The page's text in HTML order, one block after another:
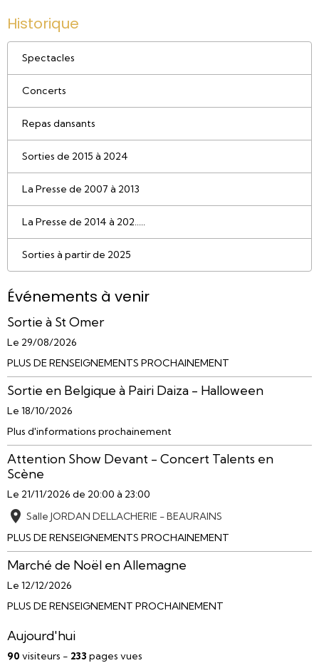
Historique
Spectacles
Concerts
Repas dansants
Sorties de 2015 à 2024
La Presse de 2007 à 2013
La Presse de 2014 à 202.....
Sorties à partir de 2025
Événements à venir
Sortie à St Omer
Le 29/08/2026
PLUS DE RENSEIGNEMENTS PROCHAINEMENT
Sortie en Belgique à Pairi Daiza - Halloween
Le 18/10/2026
Plus d'informations prochainement
Attention Show Devant - Concert Talents en
Scène
Le 21/11/2026 de 20:00 à 23:00
Salle JORDAN DELLACHERIE - BEAURAINS
PLUS DE RENSEIGNEMENTS PROCHAINEMENT
Marché de Noël en Allemagne
Le 12/12/2026
PLUS DE RENSEIGNEMENT PROCHAINEMENT
Aujourd'hui
90 visiteurs - 233 pages vues